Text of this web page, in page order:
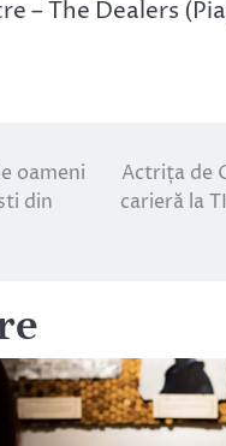
– The Dealers
oameni
din
Actrița de
carieră la